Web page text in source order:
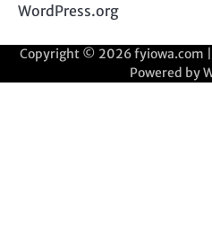
WordPress.org
Copyright © 2026fyiowa.com
Powered by